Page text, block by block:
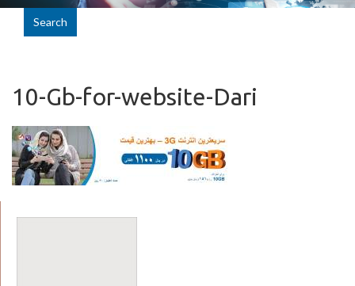
Search
10-Gb-for-website-Dari